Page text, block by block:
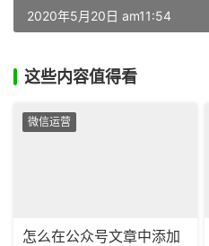
2020年5月20日 am11:54
这些内容值得看
微信运营
怎么在公众号文章中添加